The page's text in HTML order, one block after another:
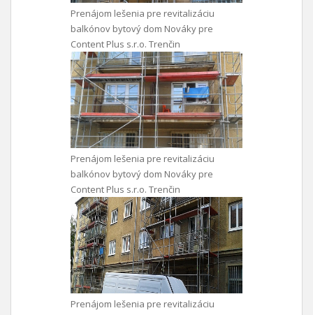
Prenájom lešenia pre revitalizáciu
balkónov bytový dom Nováky pre
Content Plus s.r.o. Trenčin
Prenájom lešenia pre revitalizáciu
balkónov bytový dom Nováky pre
Content Plus s.r.o. Trenčin
Prenájom lešenia pre revitalizáciu